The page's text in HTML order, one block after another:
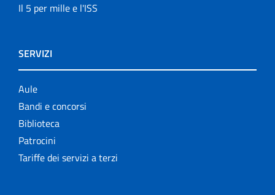
Il 5 per mille e l'ISS
SERVIZI
Aule
Bandi e concorsi
Biblioteca
Patrocini
Tariffe dei servizi a terzi